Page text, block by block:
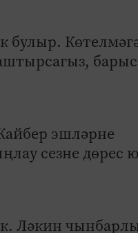
булыр.
эшләрне
сезне дөрес
Ләкин